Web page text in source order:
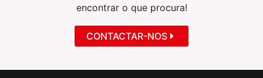
encontrar o que procura!
CONTACTAR-NOS